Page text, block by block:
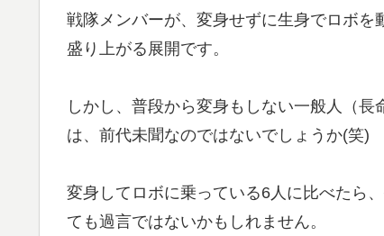
戦隊メンバーが、変身せずに生身でロボ
盛り上がる展開です。
しかし、普段から変身もしない一般人（長
は、前代未聞なのではないでしょうか(笑)
変身してロボに乗っている6人に比べたら、
ても過言ではないかもしれません。